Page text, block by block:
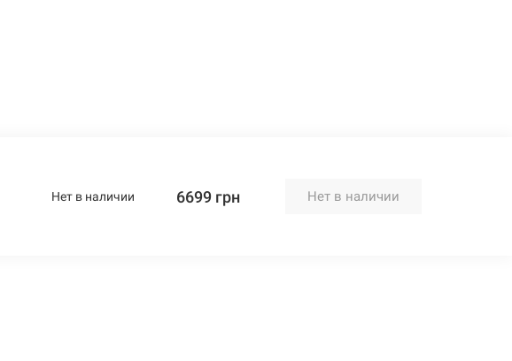
Нет в наличии 6699 грн Нет в наличии